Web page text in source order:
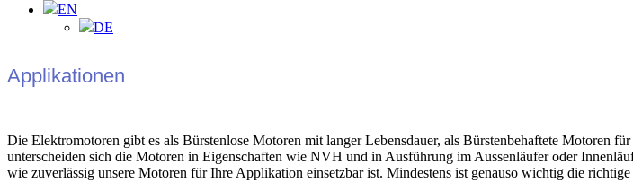
EN
DE
Applikationen
Die Elektromotoren gibt es als Bürstenlose Motoren mit langer Lebensdauer, als Bürstenbehaftete Motoren
unterscheiden sich die Motoren in Eigenschaften wie NVH und in Ausführung im Aussenläufer oder
wie zuverlässig unsere Motoren für Ihre Applikation einsetzbar ist. Mindestens ist genauso wichtig die